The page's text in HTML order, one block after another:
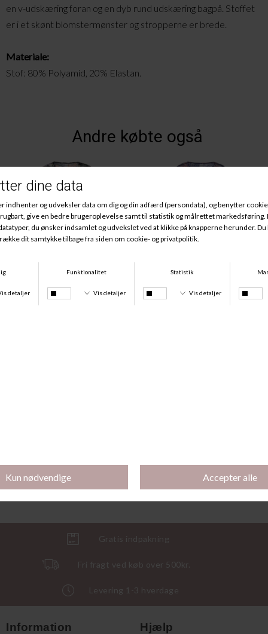
en v-udskæringforan og en dyb rund udskæring bagpå. Stoffet
er i et skønt blomstermønster og stropperne er brede.
Materiale:
Stof: 80% Polyamid, 20% Elastan.
Andre købte også
Selma Cover Up, Black
Selma Cover Up, Multicolor
Claire Badedragt, Multicolor
DKK 599,00
Jennifer Badedragt, Multicolor
DKK 699,00
Gratis indpakning
Fri fragt ved køb over 500kr.
Levering 1-3 hverdage
Information Hjælp